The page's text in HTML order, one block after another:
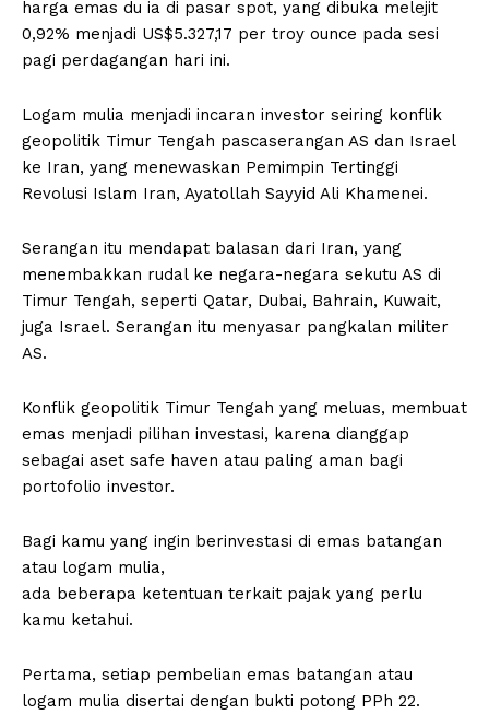
harga emas du ia di pasar spot, yang dibuka melejit
0,92% menjadi US$5.327,17 per troy ounce pada sesi
pagi perdagangan hari ini.
Logam mulia menjadi incaran investor seiring konflik
geopolitik Timur Tengah pascaserangan AS dan Israel
ke Iran, yang menewaskan Pemimpin Tertinggi
Revolusi Islam Iran, Ayatollah Sayyid Ali Khamenei.
Serangan itu mendapat balasan dari Iran, yang
menembakkan rudal ke negara-negara sekutu AS di
Timur Tengah, seperti Qatar, Dubai, Bahrain, Kuwait,
juga Israel. Serangan itu menyasar pangkalan militer
AS.
Konflik geopolitik Timur Tengah yang meluas, membuat
emas menjadi pilihan investasi, karena dianggap
sebagai aset safe haven atau paling aman bagi
portofolio investor.
Bagi kamu yang ingin berinvestasi di emas batangan
atau logam mulia,
ada beberapa ketentuan terkait pajak yang perlu
kamu ketahui.
Pertama, setiap pembelian emas batangan atau
logam mulia disertai dengan bukti potong PPh 22.